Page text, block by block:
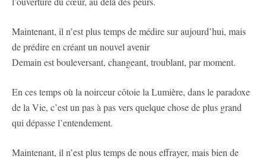
Maintenant, il n’est plus temps de médire sur aujourd’hui, mais
de prédire en créant un nouvel avenir
Demain est bouleversant, changeant, troublant, par moment.
En ces temps où la noirceur côtoie la Lumière, dans le paradoxe
de la Vie, c’est un pas à pas vers quelque chose de plus grand
qui dépasse l’entendement.
Maintenant, il n’est plus temps de nous effrayer, mais bien de